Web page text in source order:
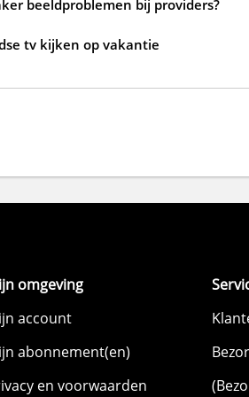
beeldproblemen bij providers?
tv kijken op vakantie
omgeving
account
abonnement(en)
en voorwaarden